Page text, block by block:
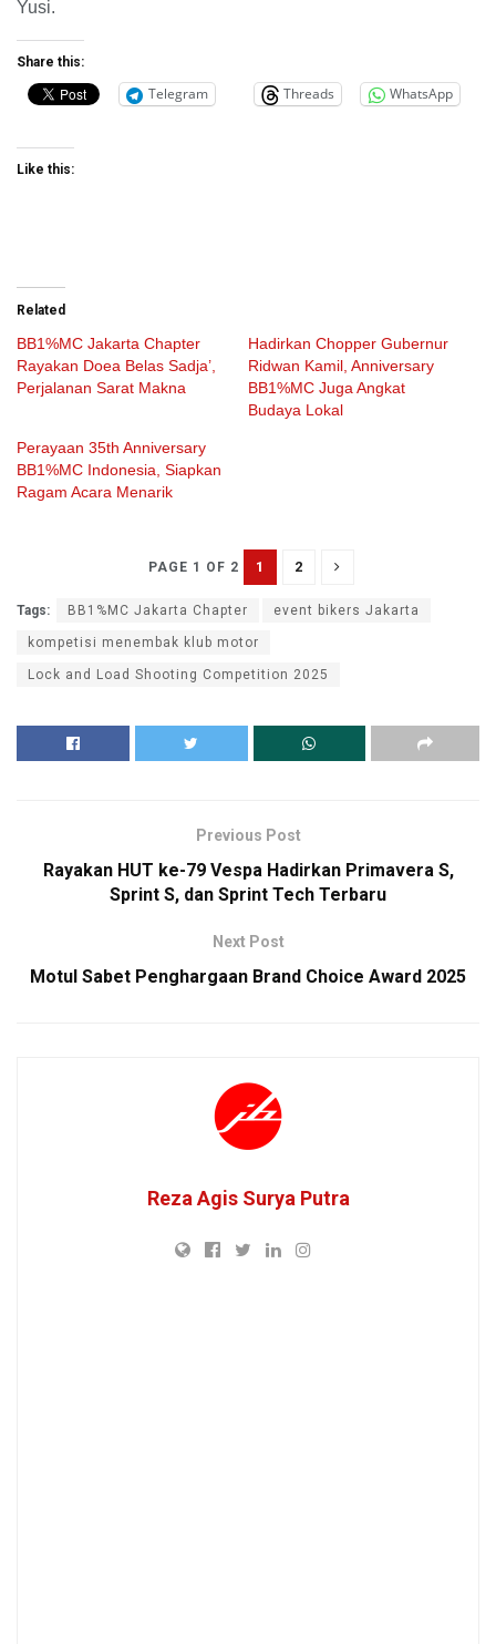
Yusi.
Share this:
Telegram Threads WhatsApp
Like this:
Related
BB1%MC Jakarta Chapter
Rayakan Doea Belas Sadja’,
Perjalanan Sarat Makna
Hadirkan Chopper Gubernur
Ridwan Kamil, Anniversary
BB1%MC Juga Angkat
Budaya Lokal
Perayaan 35th Anniversary
BB1%MC Indonesia, Siapkan
Ragam Acara Menarik
PAGE 1 OF 2 1 2
Tags: BB1%MC Jakarta Chapter event bikers Jakarta
kompetisi menembak klub motor
Lock and Load Shooting Competition 2025
Previous Post
Rayakan HUT ke-79 Vespa Hadirkan Primavera S,
Sprint S, dan Sprint Tech Terbaru
Next Post
Motul Sabet Penghargaan Brand Choice Award 2025
Reza Agis Surya Putra